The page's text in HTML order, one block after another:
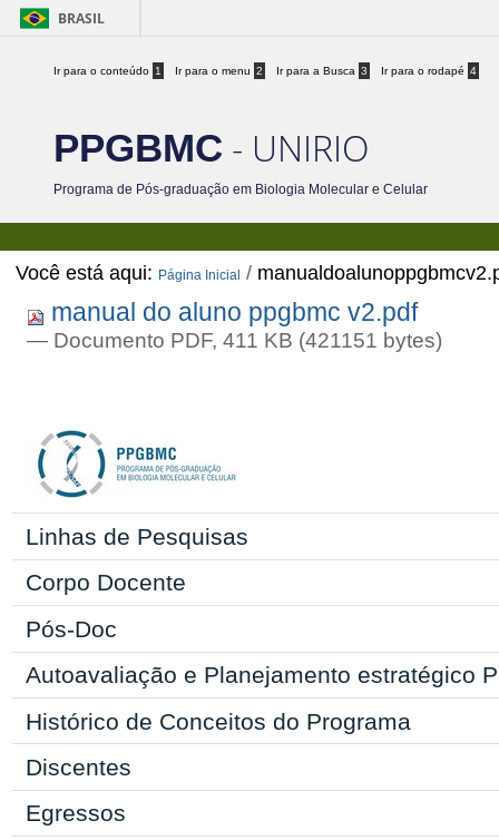
BRASIL
Ir para o conteúdo 1 Ir para o menu 2 Ir para a Busca 3 Ir para o rodapé 4
PPGBMC - UNIRIO
Programa de Pós-graduação em Biologia Molecular e Celular
Você está aqui: Página Inicial /
manual do aluno ppgbmc v2.pdf
— Documento PDF, 411 KB (421151 bytes)
Linhas de Pesquisas
Corpo Docente
Pós-Doc
Autoavaliação e Planejamento estratégico
Histórico de Conceitos do Programa
Discentes
Egressos